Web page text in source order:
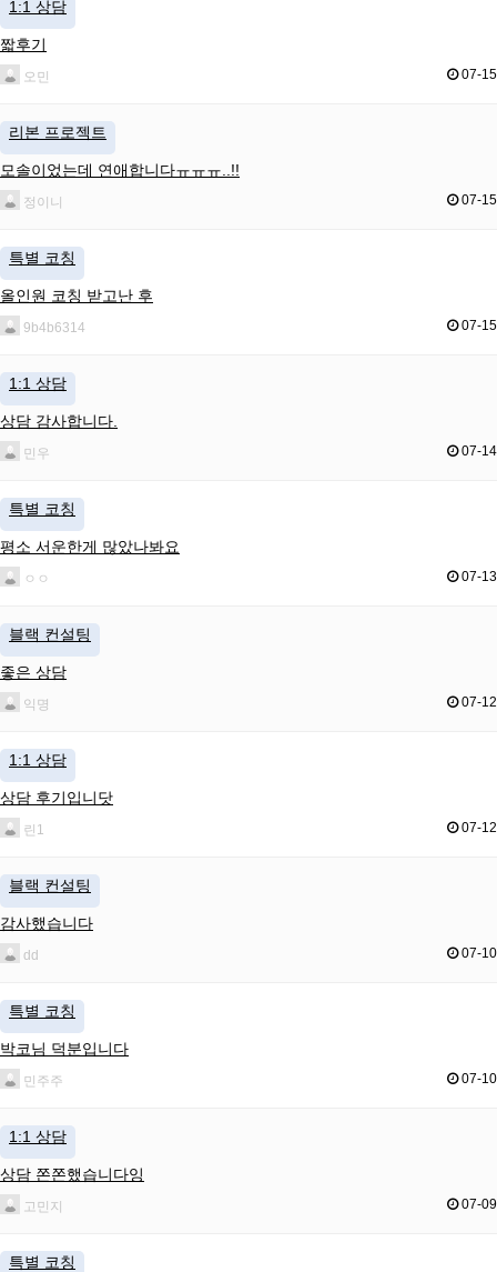
1:1 상담
짧후기
오민 07-15
리본 프로젝트
모솔이었는데 연애합니다ㅠㅠㅠ..!!
정이니 07-15
특별 코칭
올인원 코칭 받고난 후
9b4b6314 07-15
1:1 상담
상담 감사합니다.
민우 07-14
특별 코칭
평소 서운한게 많았나봐요
ㅇㅇ 07-13
블랙 컨설팅
좋은 상담
익명 07-12
1:1 상담
상담 후기입니닷
린1 07-12
블랙 컨설팅
감사했습니다
dd 07-10
특별 코칭
박코님 덕분입니다
민주주 07-10
1:1 상담
상담 쫀쫀했습니다잉
고민지 07-09
특별 코칭